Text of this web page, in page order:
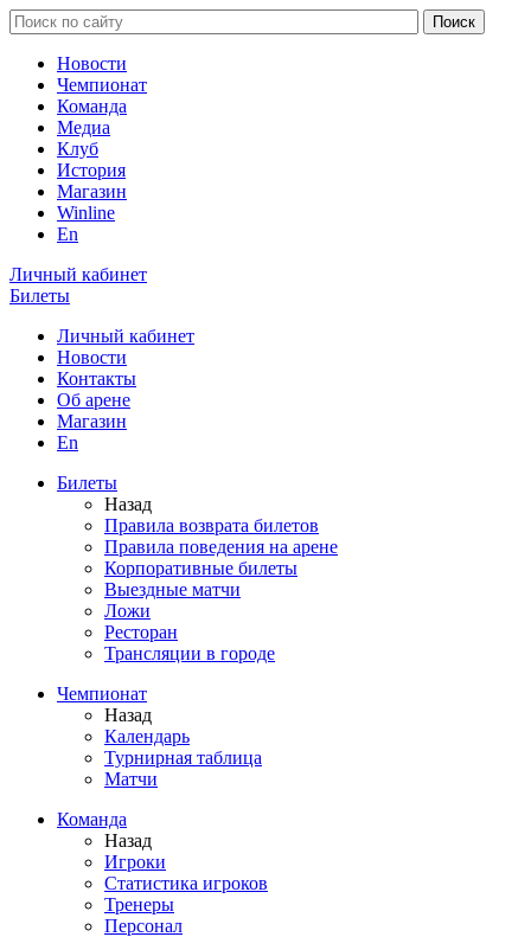
Новости
Чемпионат
Команда
Медиа
Клуб
История
Магазин
Winline
En
Личный кабинет
Билеты
Личный кабинет
Новости
Контакты
Об арене
Магазин
En
Билеты
Назад
Правила возврата билетов
Правила поведения на арене
Корпоративные билеты
Выездные матчи
Ложи
Ресторан
Трансляции в городе
Чемпионат
Назад
Календарь
Турнирная таблица
Матчи
Команда
Назад
Игроки
Статистика игроков
Тренеры
Персонал